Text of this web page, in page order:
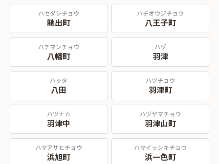
ハセダシチョウ
馳出町
ハチオウジチョウ
八王子町
ハチマンチョウ
八幡町
ハヅ
羽津
ハッタ
八田
ハヅチョウ
羽津町
ハヅナカ
羽津中
ハヅヤマチョウ
羽津山町
ハマアサヒチョウ
浜旭町
ハマイッシキチョウ
浜一色町